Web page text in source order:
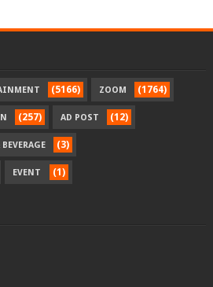
(5166) ZOOM (1764)
(257) AD POST (12)
(3)
EVENT (1)